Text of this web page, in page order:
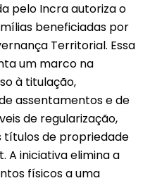
pelo Incra autoriza o
beneficiadas por
Territorial. Essa
um marco na
à titulação,
assentamentos e de
de regularização,
títulos de propriedade
iniciativa elimina a
físicos a uma